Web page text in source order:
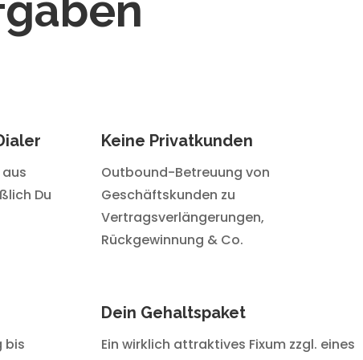
Du
Keine Privatkunden
Outbound-Betreuung von
Geschäftskunden zu
Vertragsverlängerungen,
Rückgewinnung & Co.
bis
Dein Gehaltspaket
Ein wirklich attraktives Fixum zzgl. eines